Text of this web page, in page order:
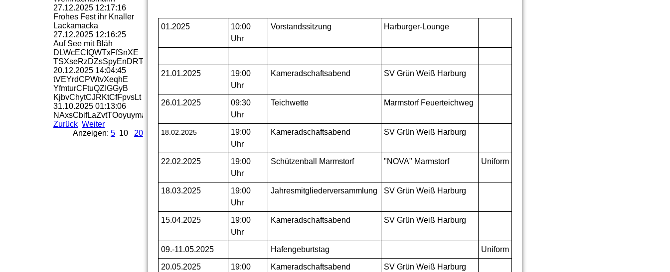
01.2025
10:00
Uhr
Vorstandssitzung Harburger-Lounge
21.01.2025
19:00
Uhr
Kameradschaftsabend SV Grün Weiß Harburg
26.01.2025
09:30
Uhr
Teichwette Marmstorf Feuerteichweg
18.02.2025
19:00
Uhr
Kameradschaftsabend SV Grün Weiß Harburg
22.02.2025
19:00
Uhr
Schützenball Marmstorf "NOVA" Marmstorf Uniform
18.03.2025
19:00
Uhr
Jahresmitgliederversammlung SV Grün Weiß Harburg
15.04.2025
19:00
Uhr
Kameradschaftsabend SV Grün Weiß Harburg
09.-11.05.2025 Hafengeburtstag Uniform
20.05.2025
19:00
Kameradschaftsabend SV Grün Weiß Harburg
27.12.2025 12:17:16
Frohes Fest ihr Knaller
Lackamacka
27.12.2025 12:16:25
Auf See mit Bläh
DLWcECIQWTxFfSnXE
TSXseRzDZsSpyEnDRTc
20.12.2025 14:04:45
tVEYrdCPWtvXeqhE
YfmturCFtuQZIGGyB
KjbvChytCJRKtCfFpvsLt
31.10.2025 01:13:06
NAxsCbifLaZvtTOoyuymaBr
Zurück Weiter
Anzeigen: 5 10 20